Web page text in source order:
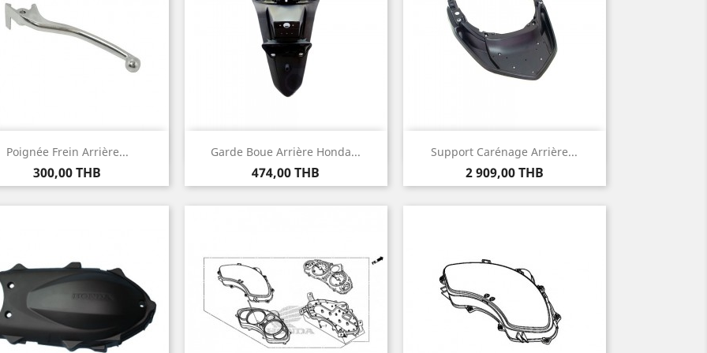
Poignée Frein Arrière...
Prix
300,00 THB
Aperçu rapide Garde Boue Arrière Honda...
Prix
474,00 THB
Aperçu rapide Support Carénage Arrière...
Prix
2 909,00 THB
Aperçu rapide